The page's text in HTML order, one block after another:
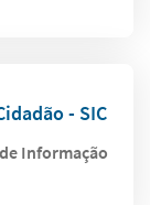
- SIC
Informação